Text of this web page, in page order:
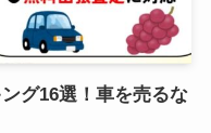
グ16選！車を売るな